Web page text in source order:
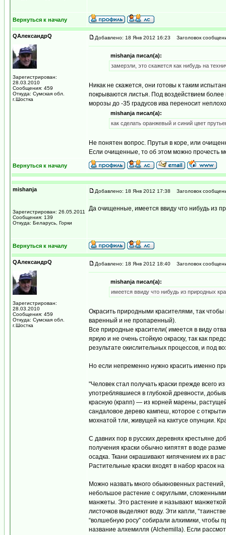
Вернуться к началу
QАлександрQ
Зарегистрирован:
28.03.2010
Сообщения: 459
Откуда: Сумская обл.
г.Шостка
Добавлено: 18 Янв 2012 16:23 Заголовок
mishanja писал(а):
замерзли, это скажется как нибудь на
Никак не скажется, они готовы к таким
покрываются листья. Под воздействием
морозы до -35 градусов ива переносит
mishanja писал(а):
как сделать оранжевый и синий цвет
Не понятен вопрос. Прутья в коре, или
Если очищенные, то об этом можно прочесть
Вернуться к началу
mishanja
Зарегистрирован: 26.05.2011
Сообщения: 139
Откуда: Беларусь, Горки
Добавлено: 18 Янв 2012 17:38 Заголовок
Да очищенные, имеется ввиду что нибудь из
Вернуться к началу
QАлександрQ
Зарегистрирован:
28.03.2010
Сообщения: 459
Откуда: Сумская обл.
г.Шостка
Добавлено: 18 Янв 2012 18:40 Заголовок
mishanja писал(а):
имеется ввиду что нибудь из природных
Окрасить природными красителями, так
варенный и не пропаренный).
Все природные красители( имеется в виду
яркую и не очень стойкую окраску, так как
результате окислительных процессов, и под
Но если непременно нужно красить именно
"Человек стал получать краски прежде всего
употреблявшиеся в глубокой древности,
красную (крапп) — из корней марены,
сандаловое дерево кампеш, которое с
мохнатой тли, живущей на кактусе опунции.
С давних пор в русских деревнях крестьяне
получения краски обычно кипятят в воде
осадка. Ткани окрашивают кипячением их в
Растительные краски входят в набор красок
Можно назвать много обыкновенных
небольшое растение с округлыми,
манжеты. Это растение и называют
листочков выделяют воду. Эти капли,
“волшебную росу” собирали алхимики, чтобы
название алхемилля (Alchemilla). Если